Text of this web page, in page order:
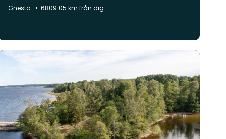
Kommun:
Gnesta 6809.05 km från dig